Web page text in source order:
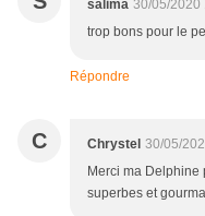
salima 30/05/2020
trop bons pour le
Répondre
C Chrystel 30/05/
Merci ma Delphine
superbes et